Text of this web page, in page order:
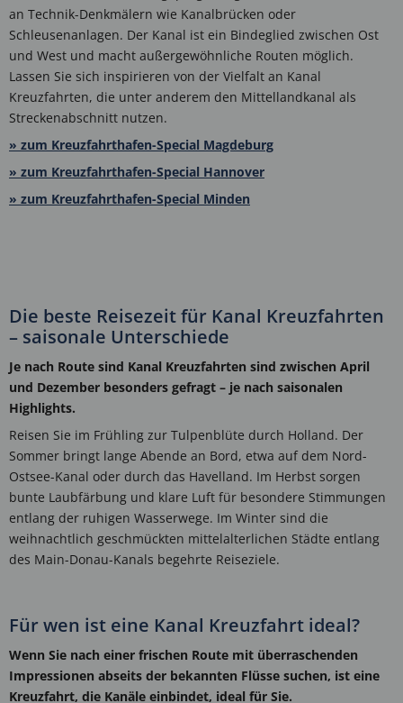
an Technik-Denkmälern wie Kanalbrücken oder
Schleusenanlagen. Der Kanal ist ein Bindeglied zwischen Ost
und West und macht außergewöhnliche Routen möglich.
Lassen Sie sich inspirieren von der Vielfalt an Kanal
Kreuzfahrten, die unter anderem den Mittellandkanal als
Streckenabschnitt nutzen.
» zum Kreuzfahrthafen-Special Magdeburg
» zum Kreuzfahrthafen-Special Hannover
» zum Kreuzfahrthafen-Special Minden
Die beste Reisezeit für Kanal Kreuzfahrten
– saisonale Unterschiede
Je nach Route sind Kanal Kreuzfahrten sind zwischen April
und Dezember besonders gefragt – je nach saisonalen
Highlights.
Reisen Sie im Frühling zur Tulpenblüte durch Holland. Der
Sommer bringt lange Abende an Bord, etwa auf dem Nord-
Ostsee-Kanal oder durch das Havelland. Im Herbst sorgen
bunte Laubfärbung und klare Luft für besondere Stimmungen
entlang der ruhigen Wasserwege. Im Winter sind die
weihnachtlich geschmückten mittelalterlichen Städte entlang
des Main-Donau-Kanals begehrte Reiseziele.
Für wen ist eine Kanal Kreuzfahrt ideal?
Wenn Sie nach einer frischen Route mit überraschenden
Impressionen abseits der bekannten Flüsse suchen, ist eine
Kreuzfahrt, die Kanäle einbindet, ideal für Sie.